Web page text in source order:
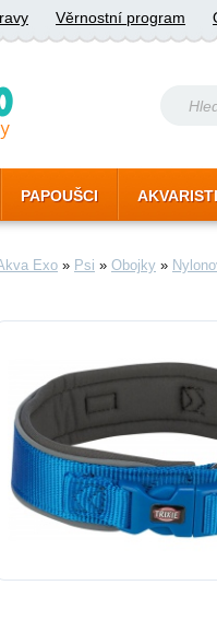
Věrnostní program
PAPOUŠCI
Exo » Psi » Obojky »